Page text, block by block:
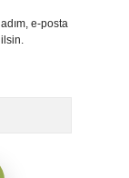
e-posta